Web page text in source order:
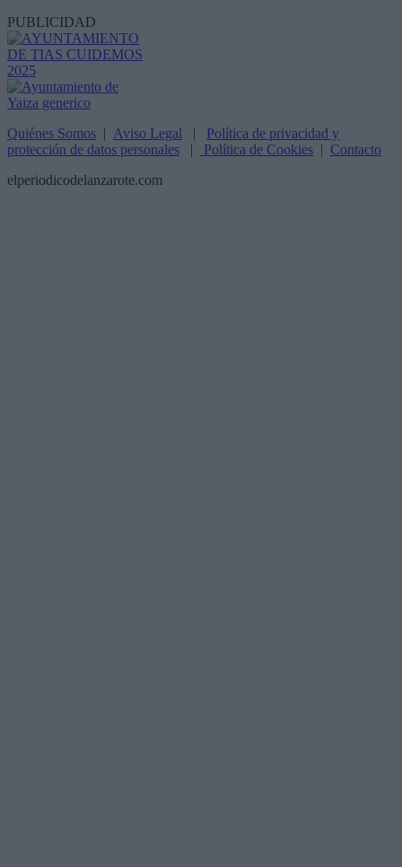
PUBLICIDAD
Quiénes Somos | Aviso Legal | Política de privacidad y
protección de datos personales | Política de Cookies | Contacto
elperiodicodelanzarote.com